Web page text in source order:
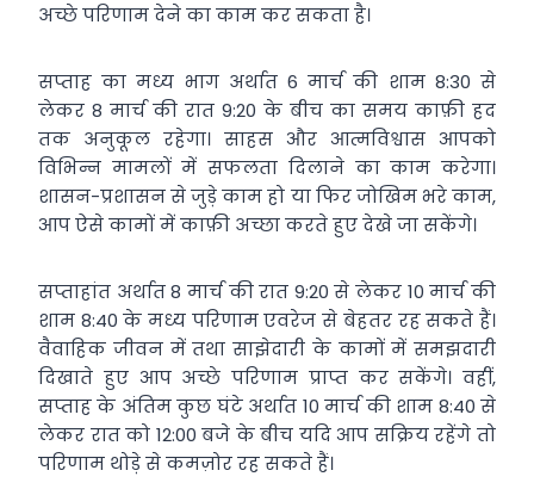
अच्छे परिणाम देने का काम कर सकता है।
सप्ताह का मध्य भाग अर्थात 6 मार्च की शाम 8:30 से
लेकर 8 मार्च की रात 9:20 के बीच का समय काफ़ी हद
तक अनुकूल रहेगा। साहस और आत्मविश्वास आपको
विभिन्न मामलों में सफलता दिलाने का काम करेगा।
शासन-प्रशासन से जुड़े काम हो या फिर जोखिम भरे काम,
आप ऐसे कामों में काफ़ी अच्छा करते हुए देखे जा सकेंगे।
सप्ताहांत अर्थात 8 मार्च की रात 9:20 से लेकर 10 मार्च की
शाम 8:40 के मध्य परिणाम एवरेज से बेहतर रह सकते हैं।
वैवाहिक जीवन में तथा साझेदारी के कामों में समझदारी
दिखाते हुए आप अच्छे परिणाम प्राप्त कर सकेंगे। वहीं,
सप्ताह के अंतिम कुछ घंटे अर्थात 10 मार्च की शाम 8:40 से
लेकर रात को 12:00 बजे के बीच यदि आप सक्रिय रहेंगे तो
परिणाम थोड़े से कमज़ोर रह सकते हैं।